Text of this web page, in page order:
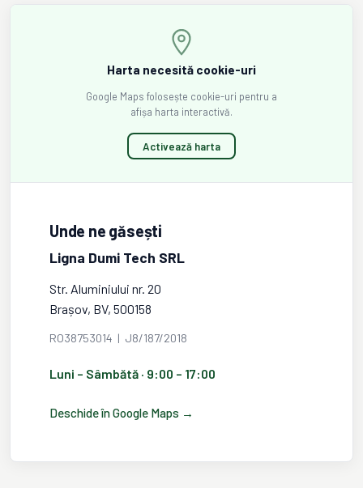
Harta necesită cookie-uri
Google Maps folosește cookie-uri pentru a
afișa harta interactivă.
Activează harta
Unde ne găsești
Ligna Dumi Tech SRL
Str. Aluminiului nr. 20
Brașov, BV, 500158
RO38753014 | J8/187/2018
Luni – Sâmbătă · 9:00 – 17:00
Deschide în Google Maps →